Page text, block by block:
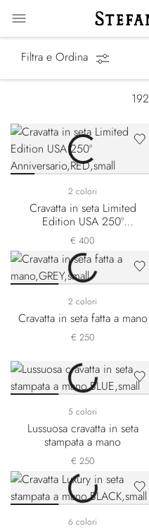
Filtra e Ordina
192
2 colori
Cravatta in seta Limited
Edition USA 250º
Anniversario
€ 400
2 colori
Cravatta in seta fatta a mano
€ 250
5 colori
Lussuosa cravatta in seta
stampata a mano
€ 250
6 colori